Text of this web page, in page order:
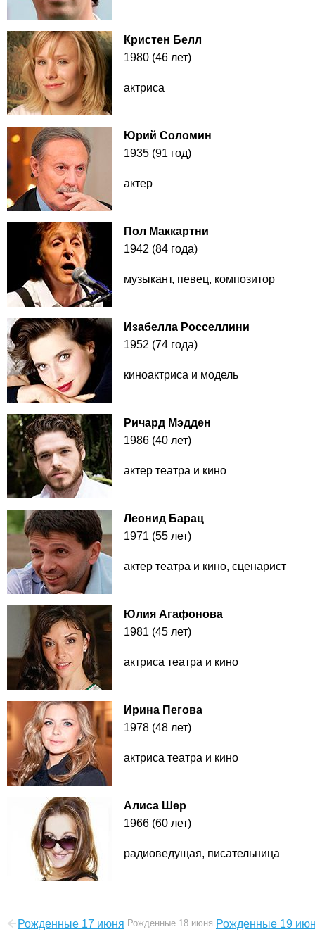
Кристен Белл
1980 (46 лет)
актриса
Юрий Соломин
1935 (91 год)
актер
Пол Маккартни
1942 (84 года)
музыкант, певец, композитор
Изабелла Росселлини
1952 (74 года)
киноактриса и модель
Ричард Мэдден
1986 (40 лет)
актер театра и кино
Леонид Барац
1971 (55 лет)
актер театра и кино, сценарист
Юлия Агафонова
1981 (45 лет)
актриса театра и кино
Ирина Пегова
1978 (48 лет)
актриса театра и кино
Алиса Шер
1966 (60 лет)
радиоведущая, писательница
Рожденные 17 июня Рожденные 18 июня Рожденные 19